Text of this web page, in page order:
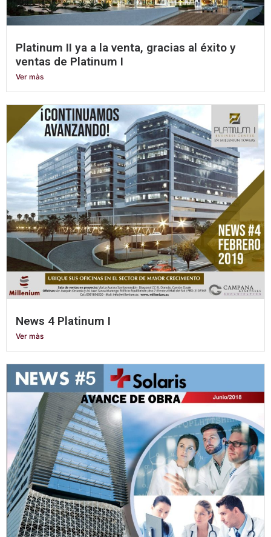
Platinum II ya a la venta, gracias al éxito y
ventas de Platinum I
Ver màs
News 4 Platinum I
Ver màs